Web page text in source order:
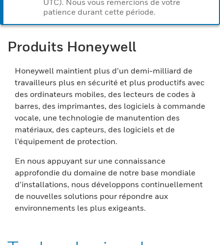
UTC). Nous vous remercions de votre
patience durant cette période.
Produits Honeywell
Honeywell maintient plus d’un demi-milliard de
travailleurs plus en sécurité et plus productifs avec
des ordinateurs mobiles, des lecteurs de codes à
barres, des imprimantes, des logiciels à commande
vocale, une technologie de manutention des
matériaux, des capteurs, des logiciels et de
l’équipement de protection.
En nous appuyant sur une connaissance
approfondie du domaine de notre base mondiale
d’installations, nous développons continuellement
de nouvelles solutions pour répondre aux
environnements les plus exigeants.